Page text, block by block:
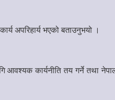
अपरिहार्य भएको बताउनुभयो ।
आवश्यक कार्यनीति तय गर्ने तथा